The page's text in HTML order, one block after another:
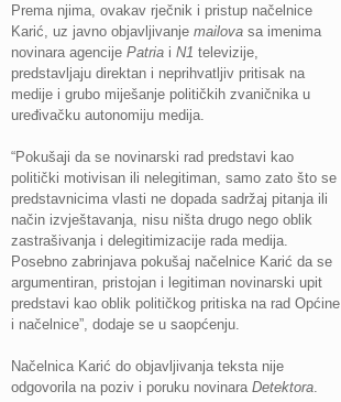
Prema njima, ovakav rječnik i pristup načelnice
Karić, uz javno objavljivanje mailova sa imenima
novinara agencije Patria i N1 televizije,
predstavljaju direktan i neprihvatljiv pritisak na
medije i grubo miješanje političkih zvaničnika u
uređivačku autonomiju medija.
“Pokušaji da se novinarski rad predstavi kao
politički motivisan ili nelegitiman, samo zato što se
predstavnicima vlasti ne dopada sadržaj pitanja ili
način izvještavanja, nisu ništa drugo nego oblik
zastrašivanja i delegitimizacije rada medija.
Posebno zabrinjava pokušaj načelnice Karić da se
argumentiran, pristojan i legitiman novinarski upit
predstavi kao oblik političkog pritiska na rad Općine
i načelnice”, dodaje se u saopćenju.
Načelnica Karić do objavljivanja teksta nije
odgovorila na poziv i poruku novinara Detektora